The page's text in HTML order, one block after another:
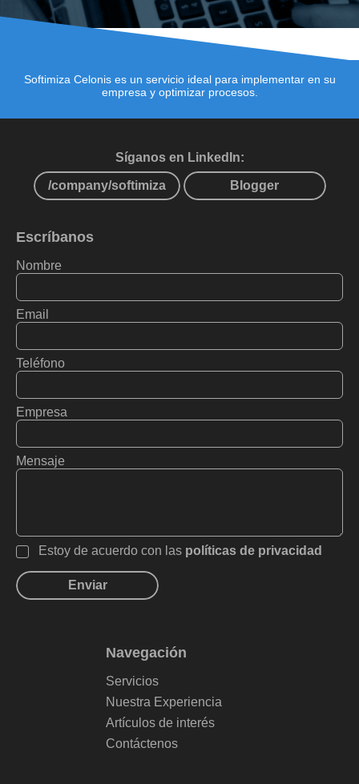
Softimiza Celonis es un servicio ideal para implementar en su
empresa y optimizar procesos.
Síganos en LinkedIn:
/company/softimiza Blogger
Navegación
Servicios
Nuestra Experiencia
Artículos de interés
Contáctenos
Escríbanos
Nombre
Email
Teléfono
Empresa
Mensaje
Estoy de acuerdo con las políticas de privacidad